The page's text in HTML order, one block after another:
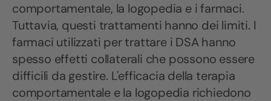
comportamentale, la logopedia e i farmaci.
Tuttavia, questi trattamenti hanno dei limiti. I
farmaci utilizzati per trattare i DSA hanno
spesso effetti collaterali che possono essere
difficili da gestire. L'efficacia della terapia
comportamentale e la logopedia richiedono